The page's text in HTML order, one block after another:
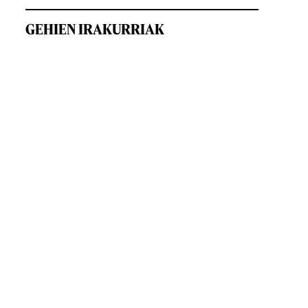
GEHIEN IRAKURRIAK